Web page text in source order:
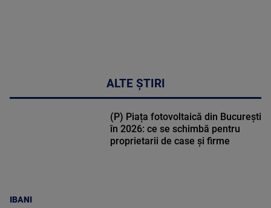
ALTE ȘTIRI
IBANI
(P) Piața fotovoltaică din București
în 2026: ce se schimbă pentru
proprietarii de case și firme